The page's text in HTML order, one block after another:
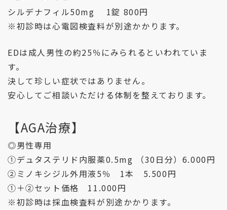
シルデナフィル50mg 1錠 800円
※初診時は心電図検査料が別途かかります。
EDは成人男性の約25％にみられるといわれていま
す。
決して珍しい症状ではありません。
安心してご相談いただける体制を整えております。
【AGA治療】
◎男性専用
①デュタステリド内服薬0.5mg （30日分）6.000円
②ミノキシジル外用液5％ 1本 5.500円
①＋②セット価格 11.000円
※初診時は採血検査料が別途かかります。